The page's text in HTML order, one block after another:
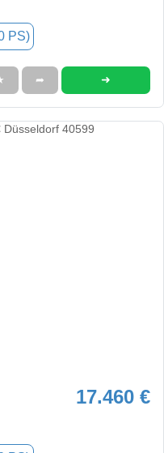
PS)
➦ ➜
17.460 €